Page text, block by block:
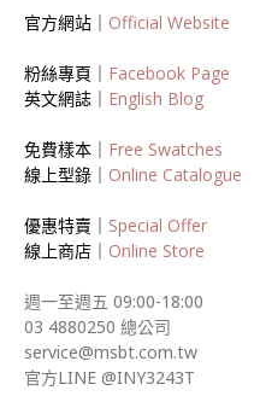
官方網站｜ Official Website
粉絲專頁｜ Facebook Page
英文網誌｜ English Blog
免費樣本｜ Free Swatches
線上型錄｜ Online Catalogue
優惠特賣｜ Special Offer
線上商店｜ Online Store
週一至週五 09:00-18:00
03 4880250 總公司
service@msbt.com.tw
官方LINE @INY3243T